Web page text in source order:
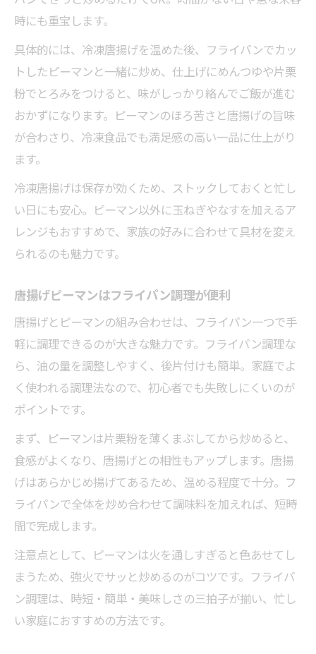
時にも重宝します。
具体的には、冷凍唐揚げを温めた後、フライパンでカッ
トしたピーマンと一緒に炒め、仕上げにめんつゆや片栗
粉でとろみをつけると、味がしっかり絡んでご飯が進む
おかずになります。ピーマンのほろ苦さと唐揚げの旨味
が合わさり、冷凍食品でも満足感の高い一品に仕上がり
ます。
冷凍唐揚げは保存が効くため、ストックしておくと忙し
い日にも安心。ピーマン以外に玉ねぎやなすを加えるア
レンジもおすすめで、家族の好みに合わせて具材を変え
られるのも魅力です。
唐揚げピーマンはフライパン調理が便利
唐揚げとピーマンの組み合わせは、フライパン一つで手
軽に調理できるのが大きな魅力です。フライパン調理な
ら、油の量を調整しやすく、後片付けも簡単。家庭でよ
く使われる調理法なので、初心者でも失敗しにくいのが
ポイントです。
まず、ピーマンは片栗粉を薄くまぶしてから炒めると、
食感がよくなり、唐揚げとの相性もアップします。唐揚
げはあらかじめ揚げてあるため、温める程度で十分。フ
ライパンで全体を炒め合わせて調味料を加えれば、短時
間で完成します。
注意点として、ピーマンは火を通しすぎると色あせてし
まうため、強火でサッと炒めるのがコツです。フライパ
ン調理は、時短・簡単・美味しさの三拍子が揃い、忙し
い家庭におすすめの方法です。